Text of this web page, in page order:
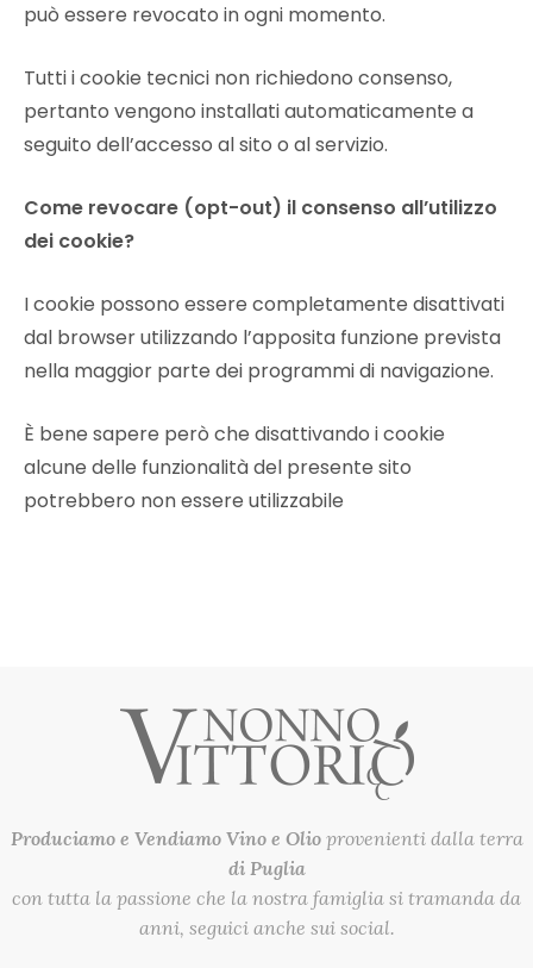
può essere revocato in ogni momento.
Tutti i cookie tecnici non richiedono consenso,
pertanto vengono installati automaticamente a
seguito dell’accesso al sito o al servizio.
Come revocare (opt-out) il consenso all’utilizzo
dei cookie?
I cookie possono essere completamente disattivati
dal browser utilizzando l’apposita funzione prevista
nella maggior parte dei programmi di navigazione.
È bene sapere però che disattivando i cookie
alcune delle funzionalità del presente sito
potrebbero non essere utilizzabile
Produciamo e Vendiamo Vino e Olioprovenienti dalla terra
di Puglia
con tutta la passione che la nostra famiglia si tramanda da
anni, seguici anche sui social.